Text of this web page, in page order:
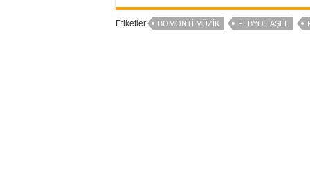
Etiketler BOMONTI MÜZIK FEBYO TAŞEL